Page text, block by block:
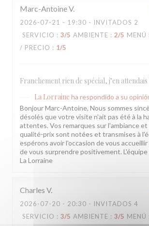
Marc-AntoineV
2026-07-21 - 19:30 - INVITADOS 2
SERVICIO : 3/5 AMBIENTE : 2/5 MENÚ
/ PRECIO : 1/5
Franchement rien de spécial, j’en
La Lorraine ha respondido a su
Bonjour Marc-Antoine, Nous sommes
désolés que votre visite n'ait pas été à la
attentes. Vos remarques sur l'ambiance
qualité-prix sont notées et transmises à
espérons avoir l'occasion de vous
de vous surprendre positivement. L'équipe
La Lorraine
Charles V
2026-07-20 - 20:30 - INVITADOS 4
SERVICIO : 3/5 AMBIENTE : 3/5 MENÚ